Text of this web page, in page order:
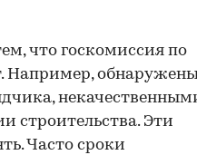
что госкомиссия по
Например,
строительства. Эти
Часто сроки